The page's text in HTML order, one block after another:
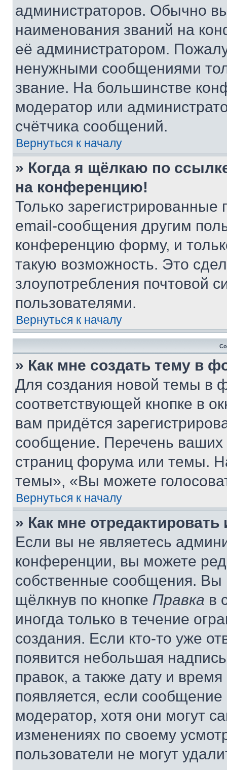
администраторов. Обычно
наименования званий на
её администратором.
ненужными сообщениями
звание. На большинстве
модератор или
счётчика сообщений.
Вернуться к началу
» Когда я щёлкаю по
на конференцию!
Только зарегистрированные
email-сообщения другим
конференцию форму, и
такую возможность. Это
злоупотребления почтовой
пользователями.
Вернуться к началу
» Как мне создать тему в
Для создания новой темы в
соответствующей кнопке в
вам придётся
сообщение. Перечень ваших
страниц форума или темы.
темы», «Вы можете
Вернуться к началу
» Как мне
Если вы не являетесь
конференции, вы можете
собственные сообщения. Вы
щёлкнув по кнопке Правка в
иногда только в течение
создания. Если кто-то уже
появится небольшая
правок, а также дату и
появляется, если
модератор, хотя они могут
изменениях по своему
пользователи не могут